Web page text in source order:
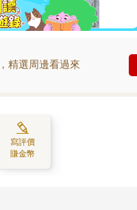
精選周邊看過來
寫評價
賺金幣